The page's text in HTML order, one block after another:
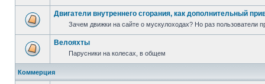
Двигатели внутреннего сгорания, как дополнительный
Зачем движки на сайте о мускулоходах? Но раз пользователи
Велояхты
Парусники на колесах, в общем
Коммерция